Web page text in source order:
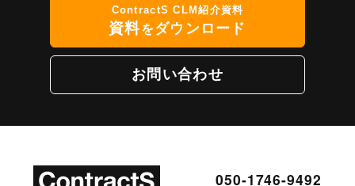
ContractS CLM紹介資料
資料をダウンロード
お問い合わせ
050-1746-9492